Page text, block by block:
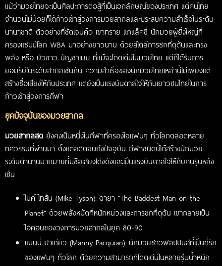
แม้ว่ามวยไทยจะเป็นศิลปะการต่อสู้ที่เป็นเอกลักษณ์ของประเทศ แต่คนไทย
จำนวนไม่น้อยก็ได้ก้าวเข้าสู่วงการมวยสากลและประสบความสำเร็จในระดับ
นานาชาติ ตัวอย่างที่ชัดเจนคือ เขาทราย แกแล็คซี่ นักมวยผู้ยิ่งใหญ่ที่
ครองแชมป์โลก WBA มาอย่างยาวนาน ด้วยสไตล์การชกที่ดุดันและทรง
พลัง หรือ บัวขาว บัญชาเมฆ ที่แม้จะโดดเด่นในมวยไทย แต่ก็ได้รับการ
ยอมรับในระดับสากลเช่นกัน ความสำเร็จของนักมวยไทยเหล่านี้ไม่เพียงแต่
สร้างชื่อเสียงให้กับประเทศ แต่ยังเป็นแรงบันดาลใจให้กับเยาวชนไทยในการ
ก้าวเข้าสู่วงการกีฬา
ยุคปัจจุบันของมวยสากล
มวยสากลสด ยังคงเป็นหนึ่งในกีฬาที่ครองใจแฟนๆ ทั่วโลกตลอดหลาย
ทศวรรษที่ผ่านมา ตั้งแต่อดีตจนถึงปัจจุบัน กีฬาชนิดนี้ได้สร้างนักมวย
ระดับตำนานมากมายที่มีชื่อเสียงโด่งดังและเป็นแรงบันดาลใจให้กับคนรุ่นหลัง
เช่น
ไมค์ ไทสัน (Mike Tyson): ฉายา "The Baddest Man on the
Planet" ด้วยพลังหมัดที่หนักหน่วงและการชกที่ดุดัน เขากลายเป็น
ไอคอนของวงการมวยสากลในยุค 80-90
แมนนี่ ปาเกียว (Manny Pacquiao): นักมวยชาวฟิลิปปินส์ที่เป็นที่รัก
ของแฟนๆ ทั่วโลก ด้วยความสามารถที่โดดเด่นในหลายรุ่นน้ำหนัก